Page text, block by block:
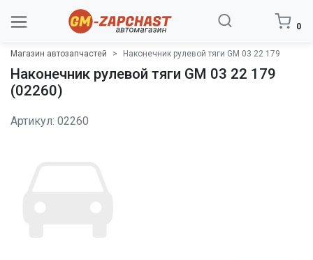
0
Магазин автозапчастей Наконечник рулевой тяги GM 03 22 179
Наконечник рулевой тяги GM 03 22 179
(02260)
Артикул: 02260